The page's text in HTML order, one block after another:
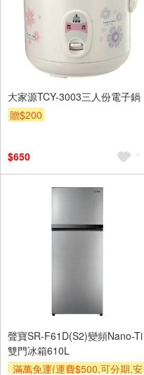
大家源TCY-3003三人份電子鍋
贈$200
$650
聲寶SR-F61D(S2)變頻Nano-Ti
雙門冰箱610L
滿萬免運(運費$500,可分期,安